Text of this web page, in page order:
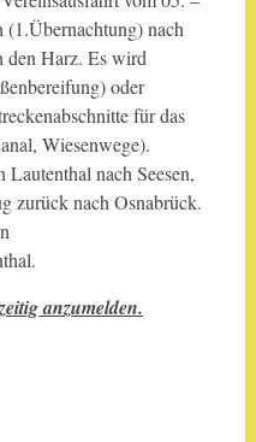
nach
den Harz. Es wird
oder
für das
Wiesenwege).
Lautenthal nach Seesen,
zurück nach Osnabrück.
anzumelden.